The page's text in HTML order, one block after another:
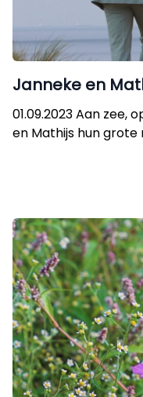
Janneke en
01.09.2023 Aan
en Mathijs hun